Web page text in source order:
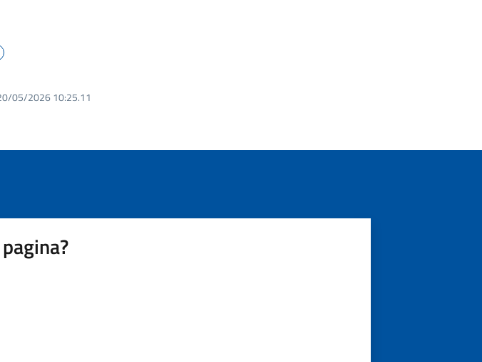
05/2026 10:25.11